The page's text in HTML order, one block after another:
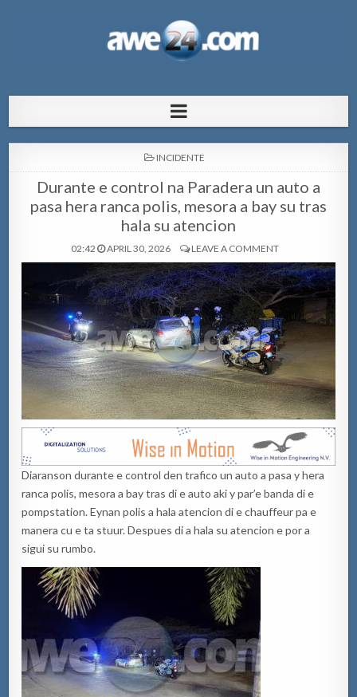
pa Aruba
POSTED
INCIDENTE
Durante e control na Paradera un auto a
pasa hera ranca polis, mesora a bay su tras
hala su atencion
02:42 APRIL 30, 2026 LEAVE A COMMENT
Diaranson durante e control den trafico un auto a pasa y hera
ranca polis, mesora a bay tras di e auto aki y par’e banda di e
pompstation. Eynan polis a hala atencion di e chauffeur pa e
manera cu e ta stuur. Despues di a hala su atencion e por a
sigui su rumbo.